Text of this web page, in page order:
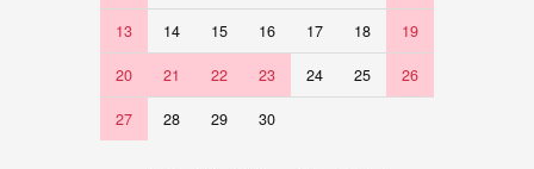
13 14 15 16 17 18 19
20 21 22 23 24 25 26
27 28 29 30